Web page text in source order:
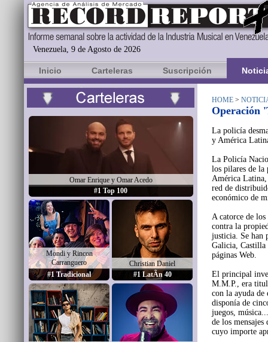
Venezuela, 9 de Agosto de 2026
Inicio Carteleras Suscripción
Omar Enrique y Omar Acedo
#1 Top 100
Mondi y Rincon
Carranguero
#1 Tradicional
Christian Daniel
#1 LatÃ­n 40
HOME >
Operación
La policía
y América
La Policía
los pilares de la
América Latina,
red de
económico de
A catorce de los
contra la
justicia. Se han
Galicia, Castilla
páginas Web.
El principal
M.M.P., era
con la ayuda de
disponía de
juegos,
de los mensajes
cuyo importe